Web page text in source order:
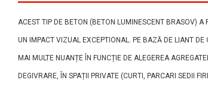
ACEST TIP DE BETON (BETON LUMINESCENT BRASOV)
UN IMPACT VIZUAL EXCEPTIONAL. PE BAZĂ DE LIANT DE
MAI MULTE NUANȚE ÎN FUNCȚIE DE ALEGEREA
DEGIVRARE, ÎN SPAȚII PRIVATE (CURTI, PARCARI SEDII